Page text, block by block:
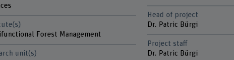
Forest Management
unit(s)
Head of project
Dr. Patric Bürgi
Project staff
Dr. Patric Bürgi